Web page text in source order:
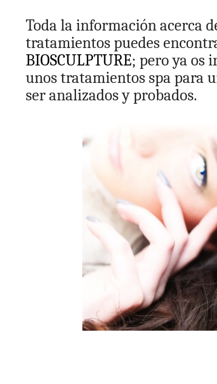
Toda la información acerca
tratamientos puedes
BIOSCULPTURE; pero ya os
unos tratamientos spa para
ser analizados y probados.